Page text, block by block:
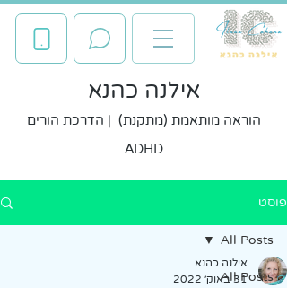
אילנה כהנא
הוראה מותאמת (מתקנת) | הדרכת הורים
ADHD
פוסט
All Posts
All Posts
אילנה כהנא
31 באוק׳ 2022